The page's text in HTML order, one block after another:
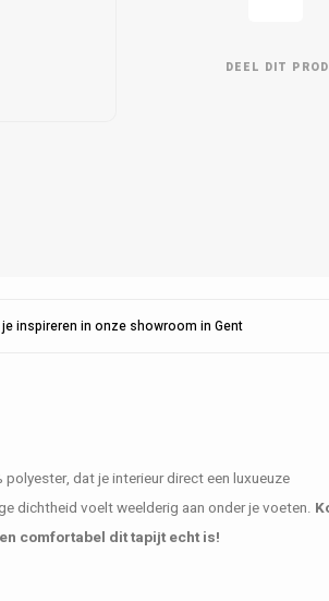
DEEL DIT
je inspireren in onze showroom in Gent
dat je interieur direct een luxueuze
dichtheid voelt weelderig aan onder je voeten.
comfortabel dit tapijt echt is!